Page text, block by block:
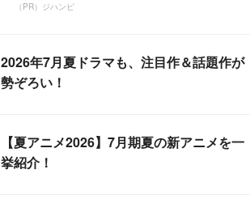
（PR）ジハンピ
2026年7月夏ドラマも、注目作＆話題作が
勢ぞろい！
【夏アニメ2026】7月期夏の新アニメを一
挙紹介！